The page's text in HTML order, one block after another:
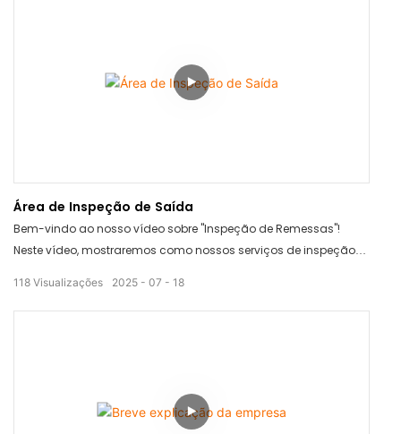
Área de Inspeção de Saída
Bem-vindo ao nosso vídeo sobre "Inspeção de Remessas"!
Neste vídeo, mostraremos como nossos serviços de inspeção
suas remessas. Com nossos relatórios de inspeção detalhados,
você pode ficar tranquilo sabendo que seus produtos atendem
2025 07 18
118 Visualizações